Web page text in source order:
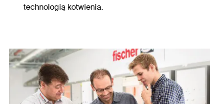
technologią kotwienia.